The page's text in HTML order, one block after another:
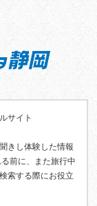
サイト
きし体験した情報
前に、また旅行中
索する際にお役立